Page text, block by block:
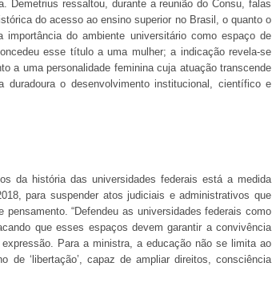
Demetrius ressaltou, durante a reunião do Consu, falas
do acesso ao ensino superior no Brasil, o quanto o
do ambiente universitário como espaço de
esse título a uma mulher; a indicação revela-se
a uma personalidade feminina cuja atuação transcende
duradoura o desenvolvimento institucional, científico e
da história das universidades federais está a medida
para suspender atos judiciais e administrativos que
“Defendeu as universidades federais como
que esses espaços devem garantir a convivência
Para a ministra, a educação não se limita ao
de ‘libertação’, capaz de ampliar direitos, consciência